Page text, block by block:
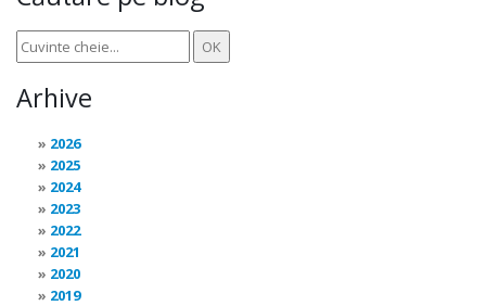
Arhive
2026
2025
2024
2023
2022
2021
2020
2019